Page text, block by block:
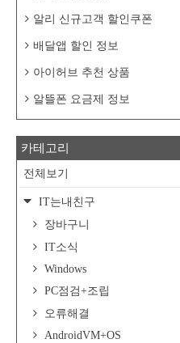
알리 신규고객 할인쿠폰
배달앱 할인 정보
아이허브 추천 상품
알뜰폰 요금제 정보
카테고리
전체보기
IT는내친구
장바구니
IT소식
Windows
PC점검+조립
오류해결
AndroidVM+OS